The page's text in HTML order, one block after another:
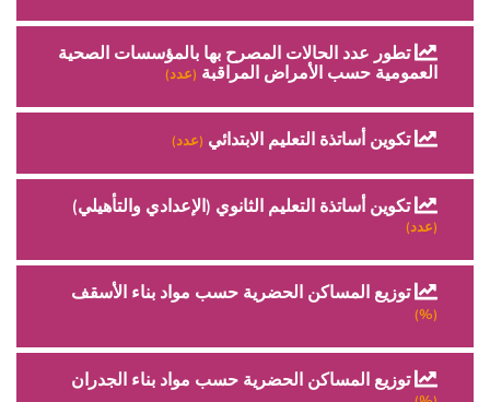
تطور عدد الحالات المصرح بها بالمؤسسات الصحية
العمومية حسب الأمراض المراقبة (عدد)
تكوين أساتذة التعليم الابتدائي (عدد)
تكوين أساتذة التعليم الثانوي (الإعدادي والتأهيلي)
(عدد)
توزيع المساكن الحضرية حسب مواد بناء الأسقف
(%)
توزيع المساكن الحضرية حسب مواد بناء الجدران